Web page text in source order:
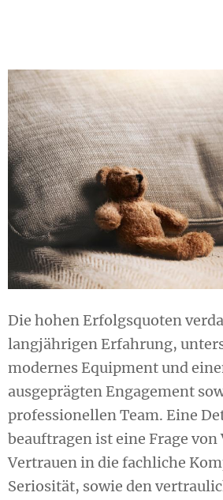
Die hohen Erfolgsquoten
langjährigen Erfahrung,
modernes Equipment und
ausgeprägten Engagement
professionellen Team. Eine
beauftragen ist eine Frage von
Vertrauen in die fachliche
Seriosität, sowie den